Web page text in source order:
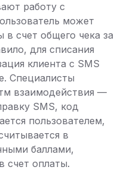
работу с
может
в счет общего чека за
для списания
клиента с SMS
Специалисты
взаимодействия —
SMS, код
пользователем,
в
баллами,
счет оплаты.